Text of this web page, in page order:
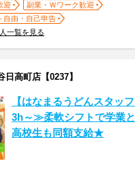
迎
副業・Ｗワーク歓迎
自由・自己申告
一覧を見る
高町店【0237】
【はなまるうどんスタッ
3h～≫柔軟シフトで学業
高校生も同額支給★